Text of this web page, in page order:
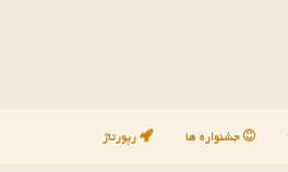
جشنواره ها رپورتاژ